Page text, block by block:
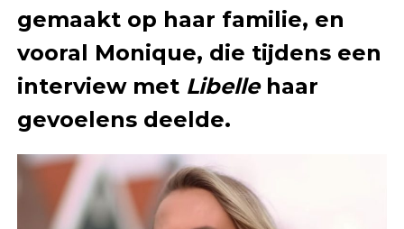
gemaakt op haar familie, en
vooral Monique, die tijdens een
interview met Libellehaar
gevoelens deelde.